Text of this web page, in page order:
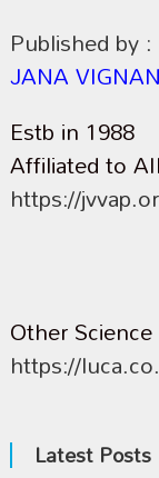
Published by :
JANA
Estb in 1988
Affiliated to
https://
Other
https://
Latest Posts